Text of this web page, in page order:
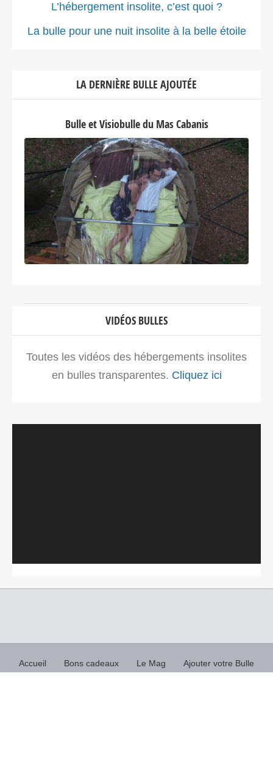
L’hébergement insolite, c’est quoi ?
La bulle pour une nuit insolite à la belle étoile
LA DERNIÈRE BULLE AJOUTÉE
Bulle et Visiobulle du Mas Cabanis
VIDÉOS BULLES
Toutes les vidéos des hébergements insolites
en bulles transparentes. Cliquez ici
Accueil Bons cadeaux Le Mag
Ajouter votre Bulle